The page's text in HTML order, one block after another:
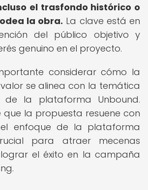
el trasfondo histórico o
la obra. La clave está en
del público objetivo y
genuino en el proyecto.
considerar cómo la
se alinea con la temática
la plataforma Unbound.
que la propuesta resuene con
enfoque de la plataforma
para atraer mecenas
el éxito en la campaña